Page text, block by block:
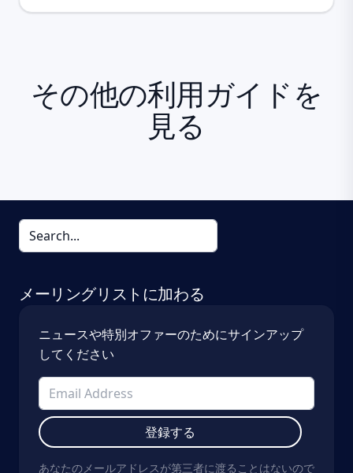
その他の利用ガイドを
見る
メーリングリストに加わる
ニュースや特別オファーのためにサインアップ
してください
登録する
あなたのメールアドレスが第三者に渡ることはないので